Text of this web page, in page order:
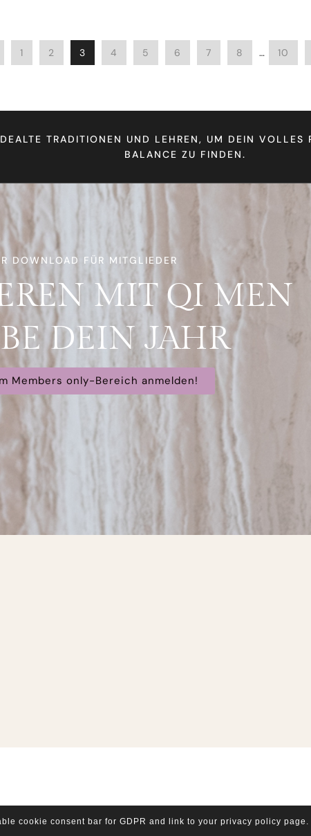
cookie consent bar for GDPR and link to your privacy policy page.
1 2 3 4 5 6 7 8 … 10
TRADITIONEN UND LEHREN, UM DEIN VOLLES
BALANCE ZU FINDEN.
DOWNLOAD FÜR MITGLIEDER
MIT QI MEN
DEIN JAHR
Members only-Bereich anmelden!